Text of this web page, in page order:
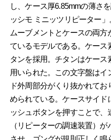
し、ケース厚6.85mmの薄さ
ッシモ ミニッツリピーター
ムーブメントとケースの両
ているモデルである。ケース
タンを採用。チタンはケー
用いられた。この文字盤は
ド外周部分がくり抜かれて
められている。ケースサイド
ッシュボタンを押すことで
（リピーターの調速装置）